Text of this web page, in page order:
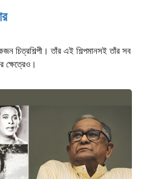
চিত্রশিল্পী। তাঁর এই শিল্পমানসই তাঁর সব
ক্ষেত্রেও।